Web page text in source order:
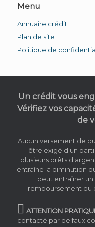
Menu
Annuaire crédit
Plan de site
Politique de
Un crédit vous
Vérifiez vos
de
Aucun versement de
être exigé d'un
plusieurs prêts
entraîne la diminution
peut entraîner
remboursement du
attention
pratique
ATTENTION
contacté par de faux